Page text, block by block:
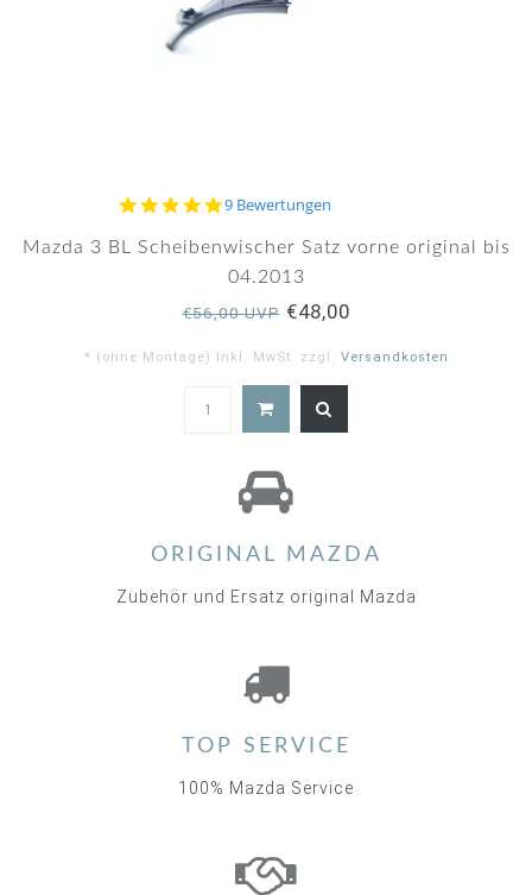
5.0
rating
9 Bewertungen
Mazda 3 BL Scheibenwischer Satz vorne original bis
04.2013
€56,00 UVP€48,00
* (ohne Montage) Inkl. MwSt. zzgl. Versandkosten
ORIGINAL MAZDA
Zubehör und Ersatz original Mazda
TOP SERVICE
100% Mazda Service